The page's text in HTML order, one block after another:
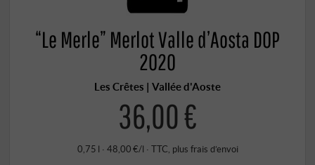
“Le Merle” Merlot Valle d’Aosta DOP
2020
Les Crêtes | Vallée d'Aoste
36,00 €
0,75 l · 48,00 €/l · TTC, plus frais d’envoi